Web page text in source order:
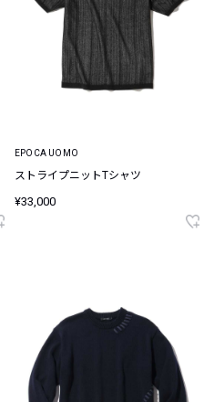
EPOCA UOMO
ストライプニットTシャツ
¥33,000